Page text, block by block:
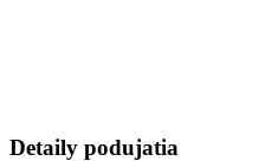
Detaily podujatia